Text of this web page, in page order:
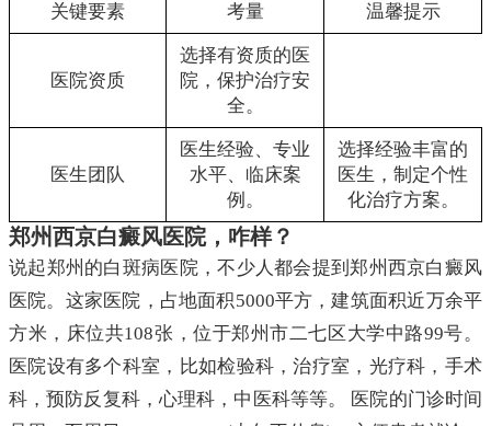
关键要素
考量 温馨提示
医院资质
选择有资质的医
院，保护治疗安
全。
医生团队
医生经验、专业
水平、临床案
例。
选择经验丰富的
医生，制定个性
化治疗方案。
郑州西京白癜风医院，咋样？
说起郑州的白斑病医院，不少人都会提到郑州西京白癜风
医院。这家医院，占地面积5000平方，建筑面积近万余平
方米，床位共108张，位于郑州市二七区大学中路99号。
医院设有多个科室，比如检验科，治疗室，光疗科，手术
科，预防反复科，心理科，中医科等等。 医院的门诊时间